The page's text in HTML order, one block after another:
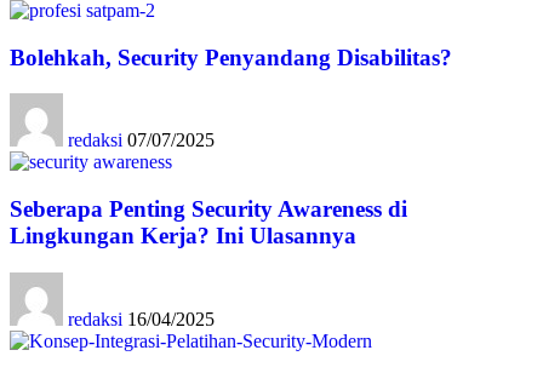
Bolehkah, Security Penyandang Disabilitas?
redaksi 07/07/2025
Seberapa Penting Security Awareness di
Lingkungan Kerja? Ini Ulasannya
redaksi 16/04/2025